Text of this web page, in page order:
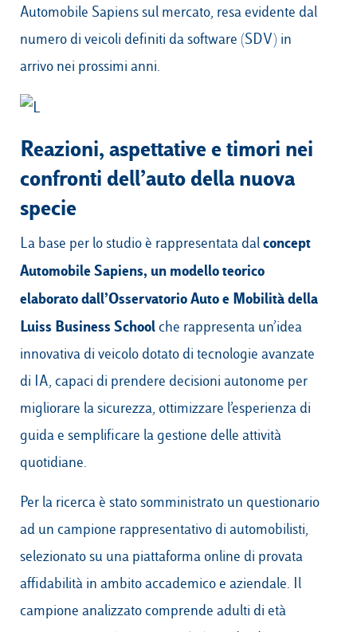
Automobile Sapiens sul mercato, resa evidente dal
numero di veicoli definiti da software (SDV) in
arrivo nei prossimi anni.
Reazioni, aspettative e timori nei
confronti dell’auto della nuova
specie
La base per lo studio è rappresentata dalconcept
Automobile Sapiens, un modello teorico
elaborato dall’Osservatorio Auto e Mobilità della
Luiss Business Schoolche rappresenta un’idea
innovativa di veicolo dotato di tecnologie avanzate
di IA, capaci di prendere decisioni autonome per
migliorare la sicurezza, ottimizzare l’esperienza di
guida e semplificare la gestione delle attività
quotidiane.
Per la ricerca è stato somministrato un questionario
ad un campione rappresentativo di automobilisti,
selezionato su una piattaforma online di provata
affidabilità in ambito accademico e aziendale. Il
campione analizzato comprende adulti di età